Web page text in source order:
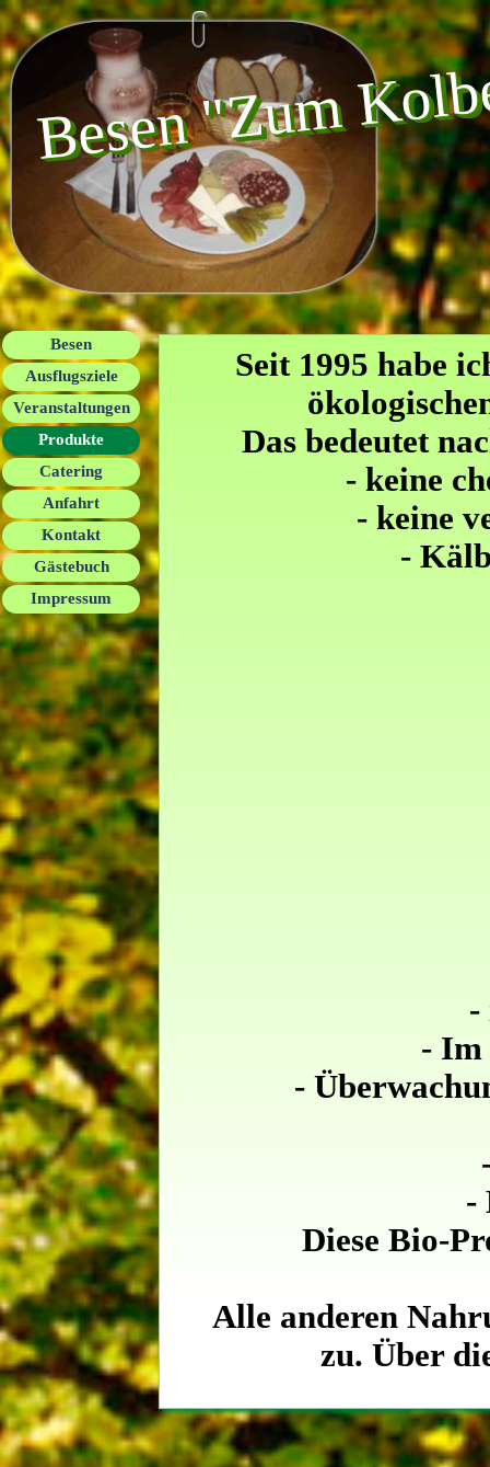
Direkt zum Seiteninhalt
Besen "Zum
Menü überspringen
Besen
Ausflugsziele
Veranstaltungen
Produkte
Catering
Anfahrt
Kontakt
Gästebuch
Impressum
Seit 1995 habe
Das bedeutet
- keine
- keine
-
-
- Im
-
-
Diese Bio-
Alle anderen
zu. Über